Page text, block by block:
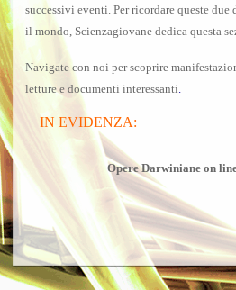
successivi eventi. Per ricordare queste
il mondo, Scienzagiovane dedica questa
Navigate con noi per scoprire
letture e documenti interessanti.
IN EVIDENZA:
Opere Darwiniane on